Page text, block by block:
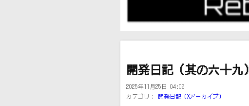
開発日記（其の六十九）
2025年11月25日 04:02
カテゴリ：
開発日記（Xアーカイブ）